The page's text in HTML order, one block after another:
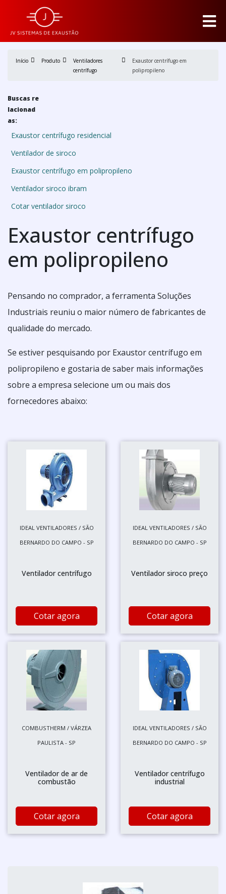
Início Produto
Ventiladores
centrífugo
Exaustor centrífugo em
polipropileno
Buscas re
lacionad
as:
Exaustor centrífugo residencial
Ventilador de siroco
Exaustor centrífugo em polipropileno
Ventilador siroco ibram
Cotar ventilador siroco
Exaustor centrífugo
em polipropileno
Pensando no comprador, a ferramenta Soluções
Industriais reuniu o maior número de fabricantes de
qualidade do mercado.
Se estiver pesquisando por Exaustor centrífugo em
polipropileno e gostaria de saber mais informações
sobre a empresa selecione um ou mais dos
fornecedores abaixo:
IDEAL VENTILADORES / SÃO
BERNARDO DO CAMPO - SP
Ventilador centrífugo
Cotar agora
IDEAL VENTILADORES / SÃO
BERNARDO DO CAMPO - SP
Ventilador siroco preço
Cotar agora
COMBUSTHERM / VÁRZEA
PAULISTA - SP
Ventilador de ar de
combustão
Cotar agora
IDEAL VENTILADORES / SÃO
BERNARDO DO CAMPO - SP
Ventilador centrífugo
industrial
Cotar agora